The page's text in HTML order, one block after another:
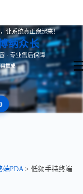
纳众长
让系统真正跑起来！
· 专业售后保障
集成
端PDA> 低频手持终端